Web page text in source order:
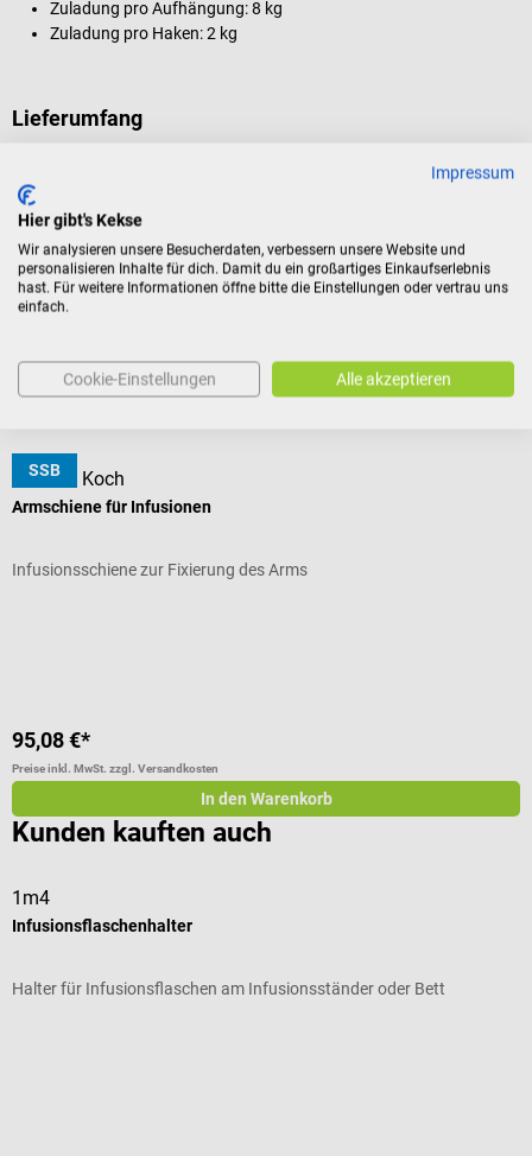
Zuladung pro Aufhängung: 8 kg
Zuladung pro Haken: 2 kg
Lieferumfang
Produktidentifikation
Bewertungen
SSB
Dr. Paul Koch
Armschiene für Infusionen
Infusionsschiene zur Fixierung des Arms
95,08 €*
Preise inkl. MwSt. zzgl. Versandkosten
In den Warenkorb
Kunden kauften auch
1m4
Infusionsflaschenhalter
Halter für Infusionsflaschen am Infusionsständer oder Bett
Impressum
Hier gibt's Kekse
Wir analysieren unsere Besucherdaten, verbessern unsere Website und
personalisieren Inhalte für dich. Damit du ein großartiges Einkaufserlebnis
hast. Für weitere Informationen öffne bitte die Einstellungen oder vertrau uns
einfach.
Cookie-Einstellungen Alle akzeptieren